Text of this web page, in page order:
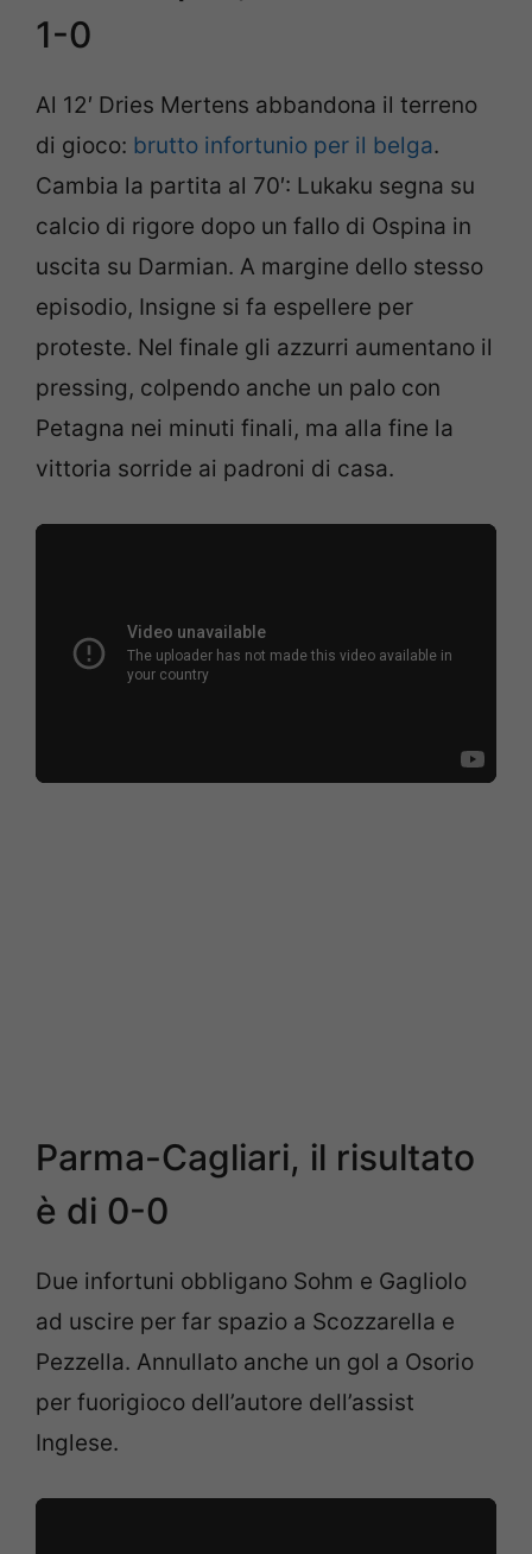
1-0
Al 12′ Dries Mertens abbandona il terreno
di gioco: brutto infortunio per il belga.
Cambia la partita al 70′: Lukaku segna su
calcio di rigore dopo un fallo di Ospina in
uscita su Darmian. A margine dello stesso
episodio, Insigne si fa espellere per
proteste. Nel finale gli azzurri aumentano il
pressing, colpendo anche un palo con
Petagna nei minuti finali, ma alla fine la
vittoria sorride ai padroni di casa.
Parma-Cagliari, il risultato
è di 0-0
Due infortuni obbligano Sohm e Gagliolo
ad uscire per far spazio a Scozzarella e
Pezzella. Annullato anche un gol a Osorio
per fuorigioco dell’autore dell’assist
Inglese.